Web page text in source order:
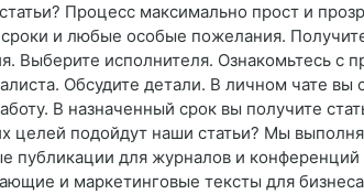
Процесс максимально прост и
и любые особые пожелания.
Выберите исполнителя. Ознакомьтесь
Обсудите детали. В личном чате
В назначенный срок вы получите
целей подойдут наши статьи? Мы
публикации для журналов и
и маркетинговые тексты для